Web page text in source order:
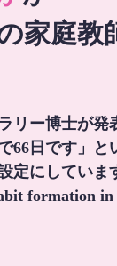
家庭教
リー博士が発
66日です」と
定にしていま
formation in